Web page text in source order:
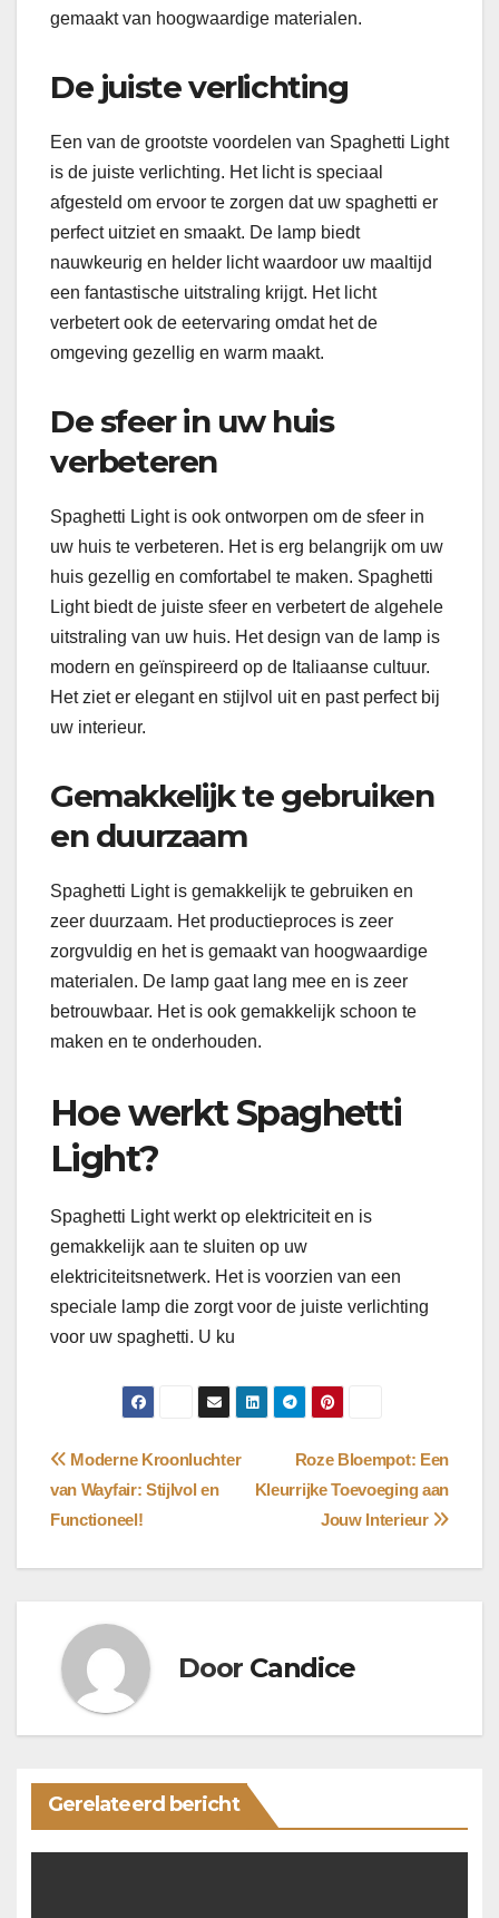
gemaakt van hoogwaardige materialen.
De juiste verlichting
Een van de grootste voordelen van Spaghetti Light
is de juiste verlichting. Het licht is speciaal
afgesteld om ervoor te zorgen dat uw spaghetti er
perfect uitziet en smaakt. De lamp biedt
nauwkeurig en helder licht waardoor uw maaltijd
een fantastische uitstraling krijgt. Het licht
verbetert ook de eetervaring omdat het de
omgeving gezellig en warm maakt.
De sfeer in uw huis
verbeteren
Spaghetti Light is ook ontworpen om de sfeer in
uw huis te verbeteren. Het is erg belangrijk om uw
huis gezellig en comfortabel te maken. Spaghetti
Light biedt de juiste sfeer en verbetert de algehele
uitstraling van uw huis. Het design van de lamp is
modern en geïnspireerd op de Italiaanse cultuur.
Het ziet er elegant en stijlvol uit en past perfect bij
uw interieur.
Gemakkelijk te gebruiken
en duurzaam
Spaghetti Light is gemakkelijk te gebruiken en
zeer duurzaam. Het productieproces is zeer
zorgvuldig en het is gemaakt van hoogwaardige
materialen. De lamp gaat lang mee en is zeer
betrouwbaar. Het is ook gemakkelijk schoon te
maken en te onderhouden.
Hoe werkt Spaghetti
Light?
Spaghetti Light werkt op elektriciteit en is
gemakkelijk aan te sluiten op uw
elektriciteitsnetwerk. Het is voorzien van een
speciale lamp die zorgt voor de juiste verlichting
voor uw spaghetti. U ku
Bericht
navigatie
Roze Bloempot: Een
Kleurrijke Toevoeging aan
Jouw Interieur
Moderne Kroonluchter
van Wayfair: Stijlvol en
Functioneel!
Door Candice
Gerelateerd bericht